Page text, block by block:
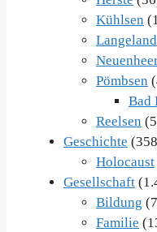
Kühlsen
Langeland
Pömbsen
Bad
Reelsen
Geschichte
Holocaust
Gesellschaft
Bildung
Familie